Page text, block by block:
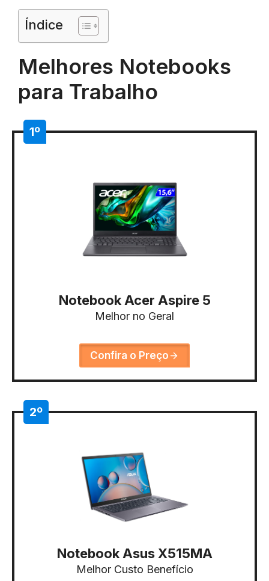
Índice
Melhores Notebooks
para Trabalho
1º
Notebook Acer Aspire 5
Melhor no Geral
Confira o Preço
2º
Notebook Asus X515MA
Melhor Custo Benefício